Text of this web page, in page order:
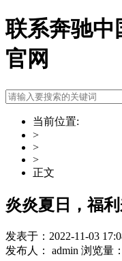
联系奔驰中
官网
当前位置:
>
>
>
正文
炎炎夏日，福
发表于：2022-11-03
发布人： admin 浏览量